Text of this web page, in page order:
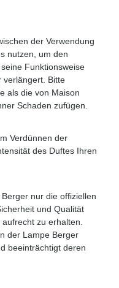
der Verwendung
nutzen, um den
Funktionsweise
verlängert. Bitte
als die von Maison
Schaden zufügen.
Verdünnen der
des Duftes Ihren
nur die offiziellen
und Qualität
zu erhalten.
der Lampe Berger
beeinträchtigt deren